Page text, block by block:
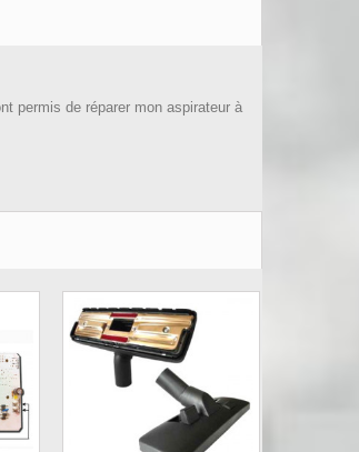
permis de réparer mon aspirateur à